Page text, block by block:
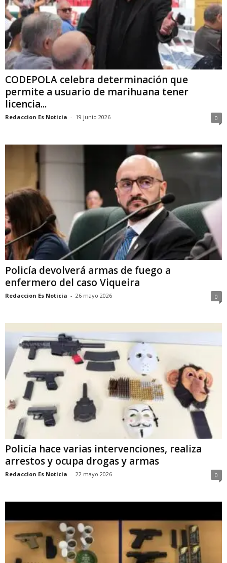
CODEPOLA celebra determinación que
permite a usuario de marihuana tener
licencia...
Redaccion Es Noticia - 19 junio 2026 0
Policía devolverá armas de fuego a
enfermero del caso Viqueira
Redaccion Es Noticia - 26 mayo 2026 0
Policía hace varias intervenciones, realiza
arrestos y ocupa drogas y armas
Redaccion Es Noticia - 22 mayo 2026 0